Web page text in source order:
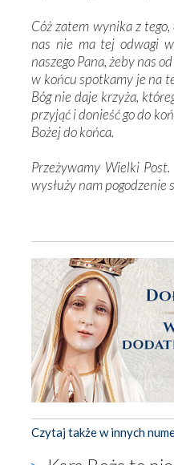
Cóż zatem wynika z
nas nie ma tej odwagi
naszego Pana, żeby nas
w końcu spotkamy je na
Bóg nie daje krzyża,
przyjąć i donieść go do
Bożej do końca.
Przeżywamy Wielki
wysłuży nam pogodzenie
Czytaj także w innych